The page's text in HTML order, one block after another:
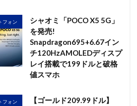
フォン
シャオミ「POCO X5 5G」
を発売!
Snapdragon695+6.67イン
チ120HzAMOLEDディスプ
レイ搭載で199ドルと破格
値スマホ
フォン
【ゴールド209.99ドル】